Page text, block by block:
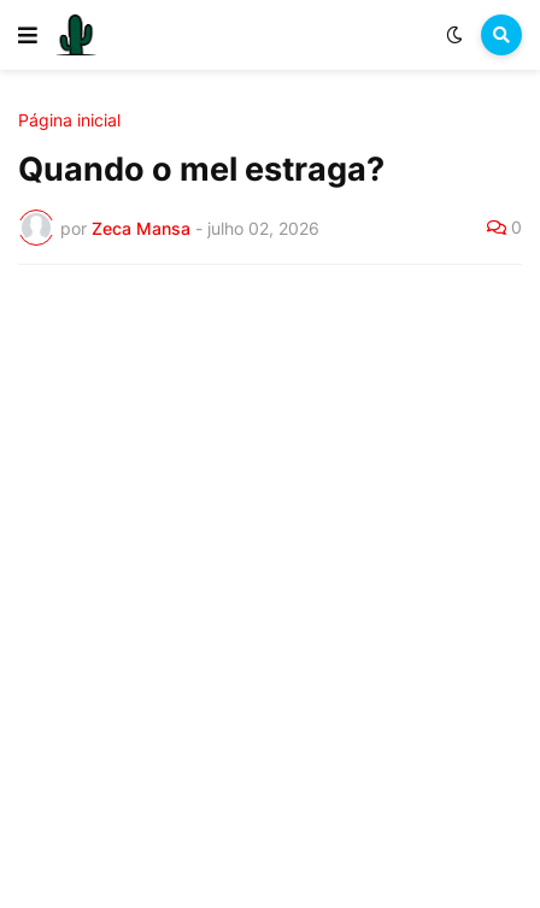
Página inicial
Quando o mel estraga?
por Zeca Mansa - julho 02, 2026 0